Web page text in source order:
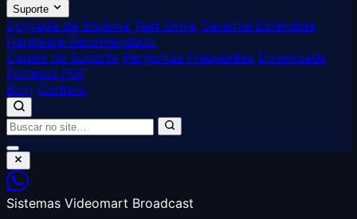
Suporte
Upgrade de Sistema Test-Drive Garantia Estendida
Hardware Recomendado
Canais de Suporte Perguntas Frequentes Downloads
Folhetos PDF
Blog Contato
Sistemas Videomart Broadcast